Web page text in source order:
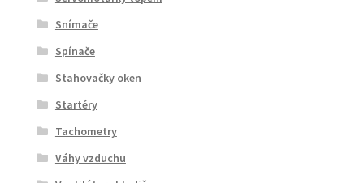
Snímače
Spínače
Stahovačky oken
Startéry
Tachometry
Váhy vzduchu